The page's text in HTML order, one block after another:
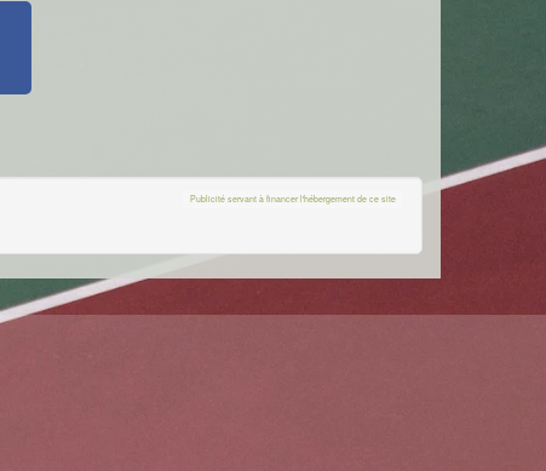
Publicité servant à financer l'hébergement de ce site